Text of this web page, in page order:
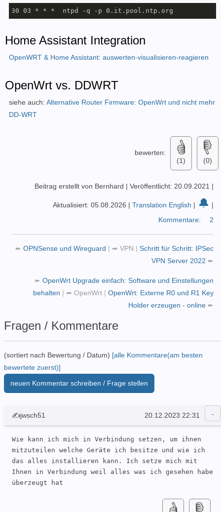
Home Assistant Integration
OpenWRT & Home Assistant: auswerten-visualisieren-reagieren
OpenWrt vs. DDWRT
siehe auch: Alternative Router Firmware: OpenWrt und nicht mehr
DD-WRT
bewerten:
(1)
(0)
Beitrag erstellt von Bernhard | Veröffentlicht: 20.09.2021 |
Aktualisiert: 05.08.2026 | Translation English | 🔔 |
Kommentare:
2
➨ OPNSense und Wireguard | ➦ VPN | Schritt für Schritt: IPSec
VPN Server 2022 ➨
➨ OpenWrt Upgrade einfach: Software und Einstellungen
behalten | ➦ OpenWrt | OpenWrt: Externe R0 und R1 Key
Holder erzeugen - online ➨
Fragen / Kommentare
(sortiert nach Bewertung / Datum) [alle Kommentare(am besten
bewertete zuerst)]
neuen Kommentar schreiben / Frage stellen
✍jwsch51 20.12.2023 22:31
Wie kann ich mich in Verbindung setzen, um ihnen
mitzuteilen welche Geräte ich besitze und wie ich
das alles installieren kann. Ich setze mich mit
Ihnen in Verbindung weil alles was ich gesehen habe
überzeugt hat